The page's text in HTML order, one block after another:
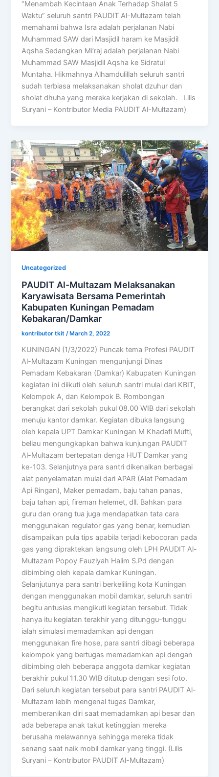
“Menambah Kecintaan Anak Terhadap Shalat 5
Waktu” seluruh santri PAUDIT Al-Multazam telah
memahami bahwa Isra adalah perjalanan Nabi
Muhammad SAW dari Masjidil haram ke Masjidil
Aqsha Sedangkan Mi’raj adalah perjalanan Nabi
Muhammad SAW Masjidil Aqsha ke Sidratul
Muntaha. Hikmahnya Alhamdulillah seluruh santri
sudah terbiasa melaksanakan sholat dzuhur dan
sholat dhuha yang mereka kerjakan di sekolah. Lilis
Suryani – Kontributor Media PAUDIT Al-Multazam)
Uncategorized
PAUDIT Al-Multazam Melaksanakan
Karyawisata Bersama Pemerintah
Kabupaten Kuningan Pemadam
Kebakaran/Damkar
kontributor tkit /March 2, 2022
KUNINGAN (1/3/2022) Puncak tema Profesi PAUDIT
Al-Multazam Kuningan mengunjungi Dinas
Pemadam Kebakaran (Damkar) Kabupaten Kuningan
kegiatan ini diikuti oleh seluruh santri mulai dari KBIT,
Kelompok A, dan Kelompok B. Rombongan
berangkat dari sekolah pukul 08.00 WIB dari sekolah
menuju kantor damkar. Kegiatan dibuka langsung
oleh kepala UPT Damkar Kuningan M Khadafi Mufti,
beliau mengungkapkan bahwa kunjungan PAUDIT
Al-Multazam bertepatan denga HUT Damkar yang
ke-103. Selanjutnya para santri dikenalkan berbagai
alat penyelamatan mulai dari APAR (Alat Pemadam
Api Ringan), Maker pemadam, baju tahan panas,
baju tahan api, fireman helemet, dll. Bahkan para
guru dan orang tua juga mendapatkan tata cara
menggunakan regulator gas yang benar, kemudian
disampaikan pula tips apabila terjadi kebocoran pada
gas yang dipraktekan langsung oleh LPH PAUDIT Al-
Multazam Popoy Fauziyah Halim S.Pd dengan
dibimbing oleh kepala damkar Kuningan.
Selanjutunya para santri berkeliling kota Kuningan
dengan menggunakan mobil damkar, seluruh santri
begitu antusias mengikuti kegiatan tersebut. Tidak
hanya itu kegiatan terakhir yang ditunggu-tunggu
ialah simulasi memadamkan api dengan
menggunakan fire hose, para santri dibagi beberapa
kelompok yang bertugas memadamkan api dengan
dibimbing oleh beberapa anggota damkar kegiatan
berakhir pukul 11.30 WIB ditutup dengan sesi foto.
Dari seluruh kegiatan tersebut para santri PAUDIT Al-
Multazam lebih mengenal tugas Damkar,
memberanikan diri saat memadamkan api besar dan
ada beberapa anak takut ketinggian mereka
berusaha melawannya sehingga mereka tidak
senang saat naik mobil damkar yang tinggi. (Lilis
Suryani – Kontributor PAUDIT Al-Multazam)